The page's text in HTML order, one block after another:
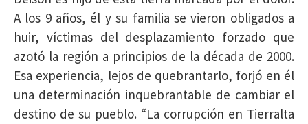
A los 9 años, él y su familia se vieron obligados a
huir, víctimas del desplazamiento forzado que
azotó la región a principios de la década de 2000.
Esa experiencia, lejos de quebrantarlo, forjó en él
una determinación inquebrantable de cambiar el
destino de su pueblo. “La corrupción en Tierralta